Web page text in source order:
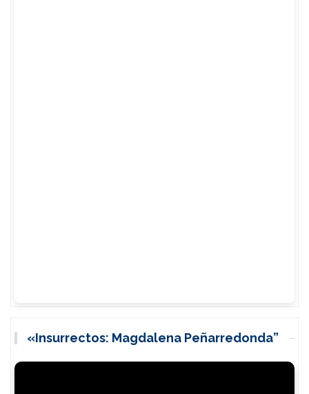
«Insurrectos: Magdalena Peñarredonda”